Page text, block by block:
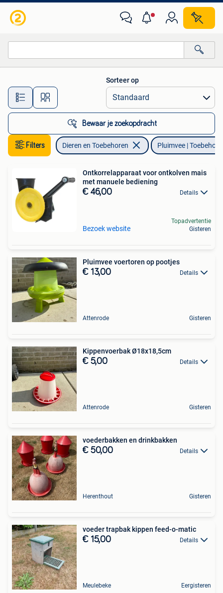
Alle afstanden…
Sorteer op
Bewaar je zoekopdracht
Filters Dieren en Toebehoren Pluimvee |
Ontkorrelapparaat voor ontkolven mais
met manuele bediening
€ 46,00 Details
Bezoek website
Topadvertentie
Gisteren
Pluimvee voertoren op pootjes
€ 13,00 Details
Attenrode Gisteren
Kippenvoerbak Ø18x18,5cm
€ 5,00 Details
Attenrode Gisteren
voederbakken en drinkbakken
€ 50,00 Details
Herenthout Gisteren
voeder trapbak kippen feed-o-matic
€ 15,00 Details
Meulebeke Eergisteren